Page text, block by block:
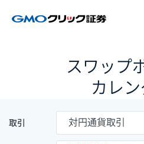
スワップ
カレ
取引 対円通貨取引